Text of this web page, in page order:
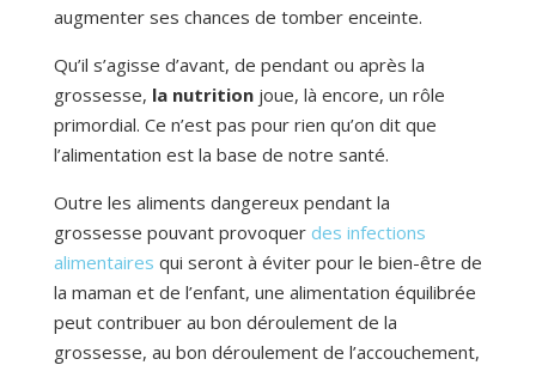
augmenter ses chances de tomber enceinte.
Qu’il s’agisse d’avant, de pendant ou après la
grossesse, la nutritionjoue, là encore, un rôle
primordial. Ce n’est pas pour rien qu’on dit que
l’alimentation est la base de notre santé.
Outre les aliments dangereux pendant la
grossesse pouvant provoquer des infections
alimentaires qui seront à éviter pour le bien-être de
la maman et de l’enfant, une alimentation équilibrée
peut contribuer au bon déroulement de la
grossesse, au bon déroulement de l’accouchement,